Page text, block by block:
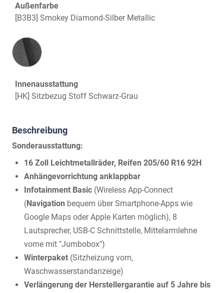
Außenfarbe
[B3B3] Smokey Diamond-Silber Metallic
Innenausstattung
Innenausstattung
[HK] Sitzbezug Stoff Schwarz-Grau
Beschreibung
Sonderausstattung:
16 Zoll Leichtmetallräder, Reifen 205/60 R16 92H
Anhängevorrichtung anklappbar
Infotainment Basic (Wireless App-Connect
(Navigation bequem über Smartphone-Apps wie
Google Maps oder Apple Karten möglich), 8
Lautsprecher, USB-C Schnittstelle, Mittelarmlehne
vorne mit "Jumbobox")
Winterpaket (Sitzheizung vorn,
Waschwasserstandanzeige)
Verlängerung der Herstellergarantie auf 5 Jahre bis